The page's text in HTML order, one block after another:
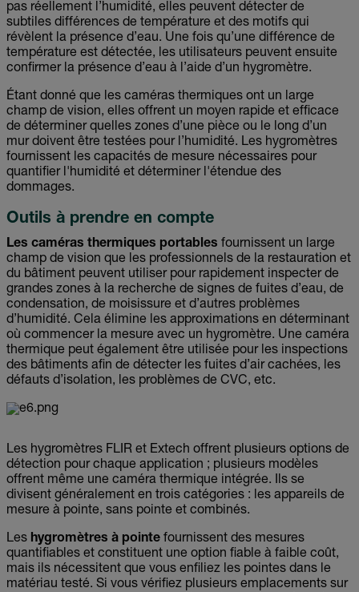
pas réellement l’humidité, elles peuvent détecter de
subtiles différences de température et des motifs qui
révèlent la présence d’eau. Une fois qu’une différence de
température est détectée, les utilisateurs peuvent ensuite
confirmer la présence d’eau à l’aide d’un hygromètre.
Étant donné que les caméras thermiques ont un large
champ de vision, elles offrent un moyen rapide et efficace
de déterminer quelles zones d’une pièce ou le long d’un
mur doivent être testées pour l’humidité. Les hygromètres
fournissent les capacités de mesure nécessaires pour
quantifier l'humidité et déterminer l'étendue des
dommages.
Outils à prendre en compte
Les caméras thermiques portables fournissent un large
champ de vision que les professionnels de la restauration et
du bâtiment peuvent utiliser pour rapidement inspecter de
grandes zones à la recherche de signes de fuites d’eau, de
condensation, de moisissure et d’autres problèmes
d’humidité. Cela élimine les approximations en déterminant
où commencer la mesure avec un hygromètre. Une caméra
thermique peut également être utilisée pour les inspections
des bâtiments afin de détecter les fuites d’air cachées, les
défauts d’isolation, les problèmes de CVC, etc.
Les hygromètres FLIR et Extech offrent plusieurs options de
détection pour chaque application ; plusieurs modèles
offrent même une caméra thermique intégrée. Ils se
divisent généralement en trois catégories : les appareils de
mesure à pointe, sans pointe et combinés.
Les hygromètres à pointe fournissent des mesures
quantifiables et constituent une option fiable à faible coût,
mais ils nécessitent que vous enfiliez les pointes dans le
matériau testé. Si vous vérifiez plusieurs emplacements sur